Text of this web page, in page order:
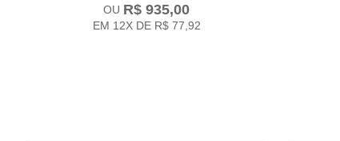
R$ 935,00
EM 12XDE R$ 77,92